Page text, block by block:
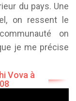
du pays. Une
on ressent le
on
je me précise
Vova à